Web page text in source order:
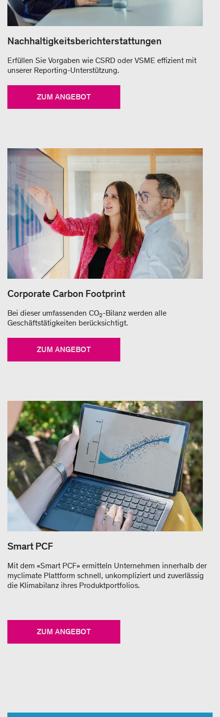
Nachhaltigkeitsberichterstattungen
Erfüllen Sie Vorgaben wie CSRD oder VSME effizient mit
unserer Reporting-Unterstützung.
ZUM ANGEBOT
Corporate Carbon Footprint
Bei dieser umfassenden CO2-Bilanz werden alle
Geschäftstätigkeiten berücksichtigt.
ZUM ANGEBOT
Smart PCF
Mit dem «Smart PCF» ermitteln Unternehmen innerhalb der
myclimate Plattform schnell, unkompliziert und zuverlässig
die Klimabilanz ihres Produktportfolios.
ZUM ANGEBOT